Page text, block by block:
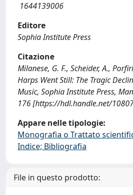
‎ 1644139006
Editore
Sophia Institute Press
Citazione
Milanese, G. F., Scheider, A.,
Harps Went Still: The Tragic
Music, Sophia Institute Press,
176 [https://hdl.handle.net/
Appare nelle tipologie:
Monografia o Trattato
Indice; Bibliografia
File in questo prodotto: